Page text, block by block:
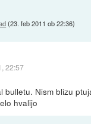
(23. feb 2011 ob 22:36)
22:57
bulletu. Nism blizu
hvalijo